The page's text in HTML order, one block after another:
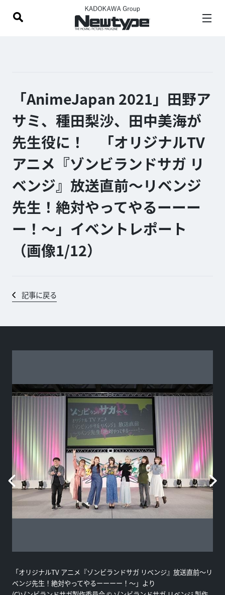
「AnimeJapan 2021」田野ア
サミ、種田梨沙、田中美海が
先生役に！ 「オリジナルTV
アニメ『ゾンビランドサガ リ
ベンジ』放送直前〜リベンジ
先生！絶対やってやるーーー
ー！〜」イベントレポート
（画像1/12）
記事に戻る
「オリジナルTV アニメ『ゾンビランドサガ リベンジ』放送直前〜リ
ベンジ先生！絶対やってやるーーーー！〜」より